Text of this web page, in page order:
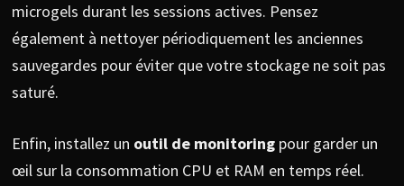
microgels durant les sessions actives. Pensez
également à nettoyer périodiquement les anciennes
sauvegardes pour éviter que votre stockage ne soit pas
saturé.
Enfin, installez un outil de monitoringpour garder un
œil sur la consommation CPU et RAM en temps réel.